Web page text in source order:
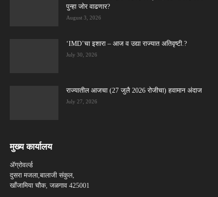
पुन्हा जोर वाढणार?
August 3, 2026
‘IMD’चा इशारा – आज व उद्या राज्यात अतिवृष्टी.?
July 30, 2026
राज्यातील आजचा (27 जुलै 2026 रोजीचा) हवामान अंदाज
July 27, 2026
मुख्य कार्यालय
ॲग्रोवर्ल्ड
दुसरा मजला,बालाजी संकुल,
खाँजामिया चौक, जळगाव 425001